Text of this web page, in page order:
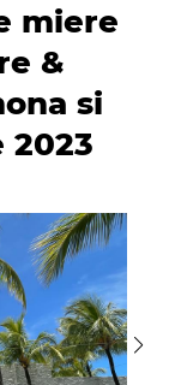
miere
&
si
2023